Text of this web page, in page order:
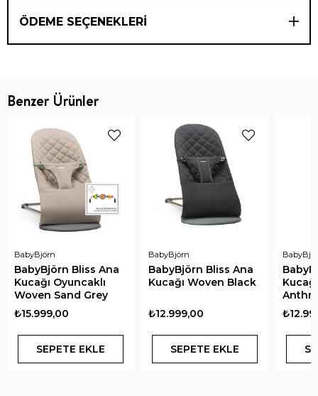
ÖDEME SEÇENEKLERI
Benzer Ürünler
BabyBjörn
BabyBjörn Bliss Ana
Kucağı Oyuncaklı
Woven Sand Grey
₺15.999,00
SEPETE EKLE
BabyBjörn
BabyBjörn Bliss Ana
Kucağı Woven Black
₺12.999,00
SEPETE EKLE